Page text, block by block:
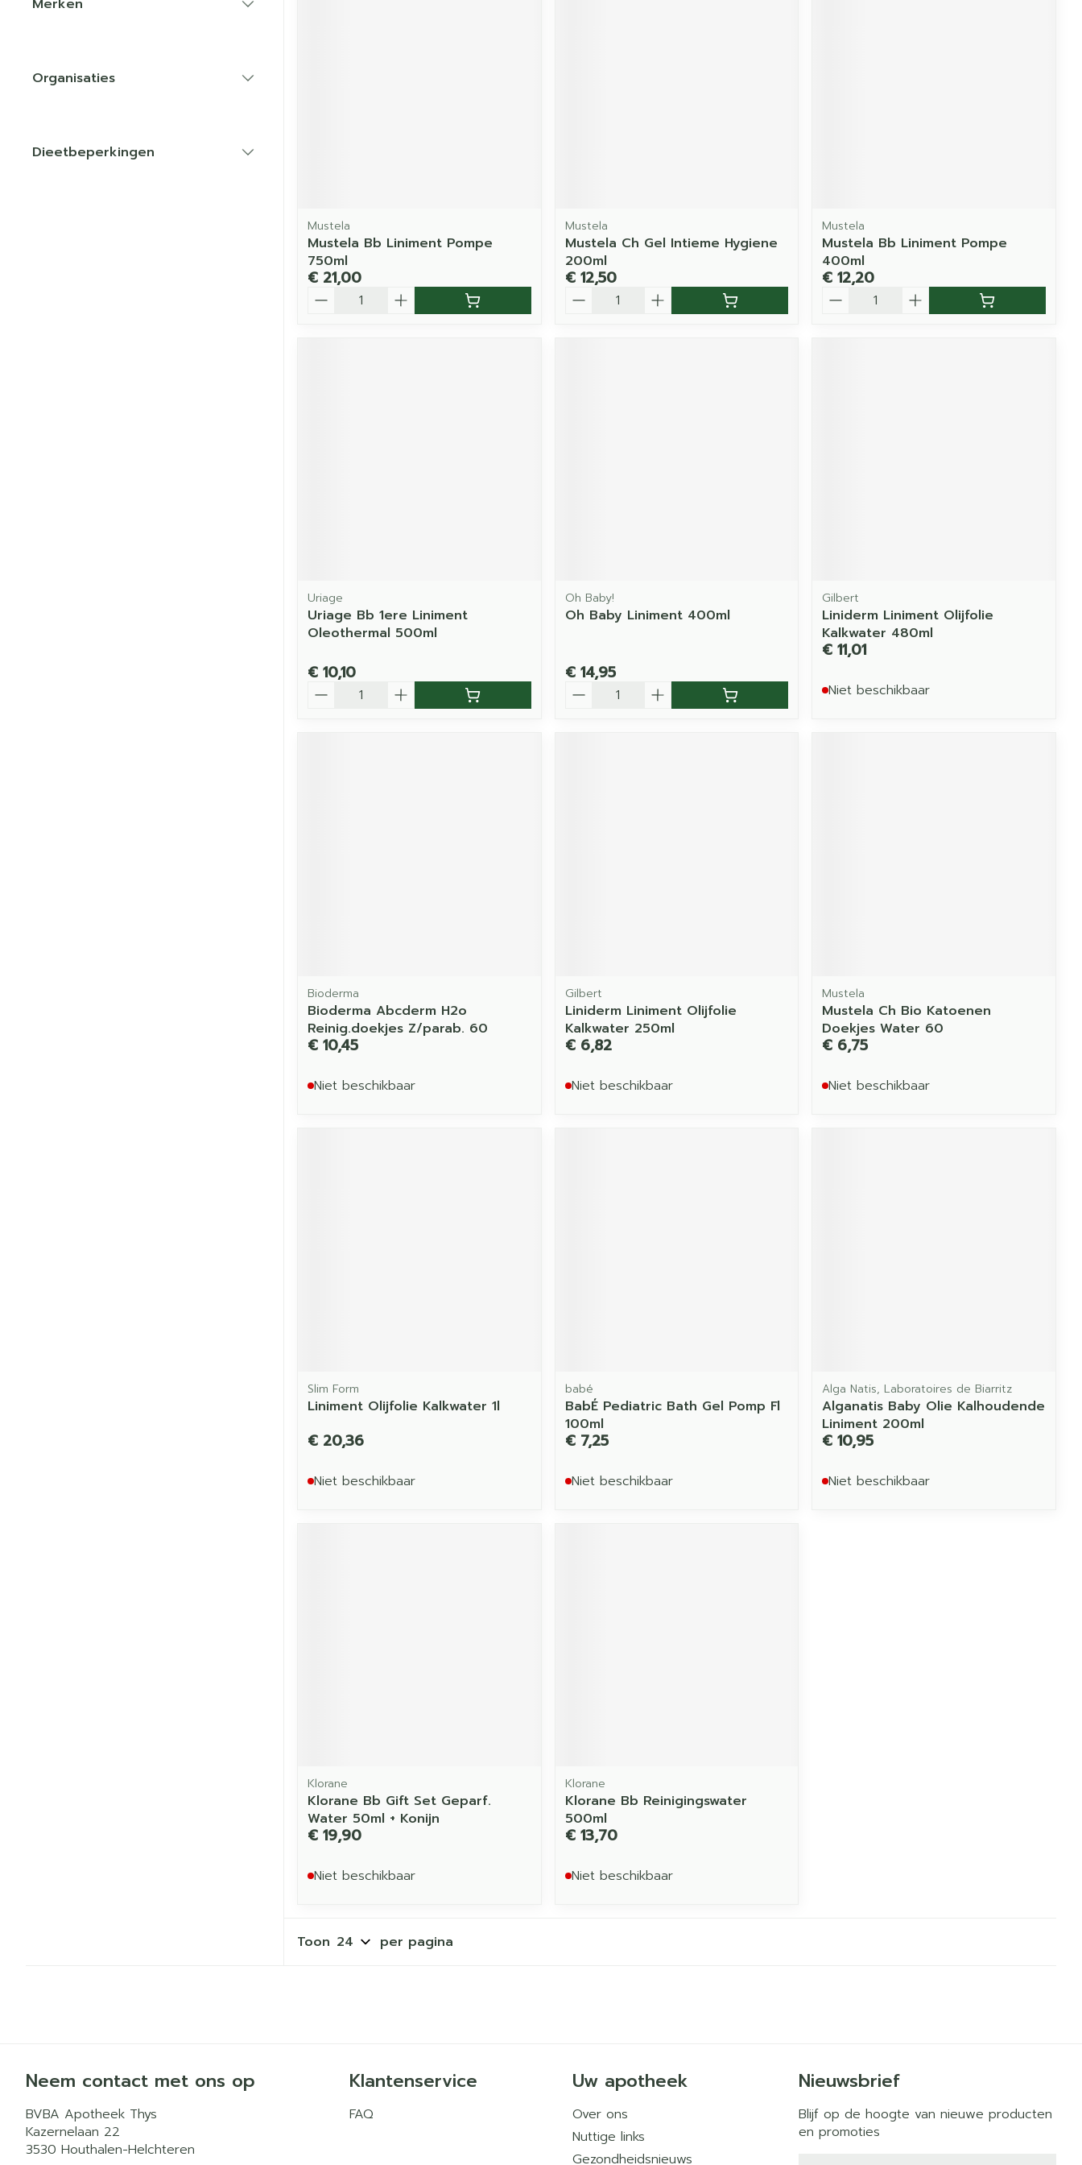
Merken
Organisaties
Dieetbeperkingen
Mustela
Mustela Bb Liniment Pompe
750ml
€ 21,00
Mustela
Mustela Ch Gel Intieme Hygiene
200ml
€ 12,50
Mustela
Mustela Bb Liniment Pompe
400ml
€ 12,20
Uriage
Uriage Bb 1ere Liniment
Oleothermal 500ml
€ 10,10
Oh Baby!
Oh Baby Liniment 400ml
€ 14,95
Gilbert
Liniderm Liniment Olijfolie
Kalkwater 480ml
€ 11,01
Niet beschikbaar
Bioderma
Bioderma Abcderm H2o
Reinig.doekjes Z/parab. 60
€ 10,45
Niet beschikbaar
Gilbert
Liniderm Liniment Olijfolie
Kalkwater 250ml
€ 6,82
Niet beschikbaar
Mustela
Mustela Ch Bio Katoenen
Doekjes Water 60
€ 6,75
Niet beschikbaar
Slim Form
Liniment Olijfolie Kalkwater 1l
€ 20,36
Niet beschikbaar
babé
BabÉ Pediatric Bath Gel Pomp Fl
100ml
€ 7,25
Niet beschikbaar
Alga Natis, Laboratoires de Biarritz
Alganatis Baby Olie Kalhoudende
Liniment 200ml
€ 10,95
Niet beschikbaar
Klorane
Klorane Bb Gift Set Geparf.
Water 50ml + Konijn
€ 19,90
Niet beschikbaar
Klorane
Klorane Bb Reinigingswater
500ml
€ 13,70
Niet beschikbaar
Toon per pagina
Neem contact met ons op
BVBA Apotheek Thys
Kazernelaan 22
3530 Houthalen-Helchteren
Klantenservice
FAQ
Uw apotheek
Over ons
Nuttige links
Gezondheidsnieuws
Nieuwsbrief
Blijf op de hoogte van nieuwe producten
en promoties